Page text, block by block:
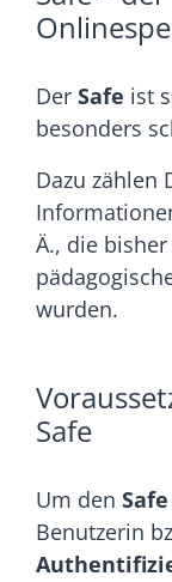
Der Safe ist
besonders
Dazu zählen
Ä., die
wurden.
Safe
Um den Safe
Benutzerin